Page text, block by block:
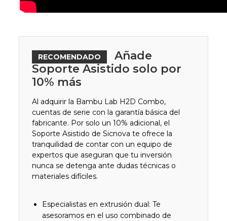
RECOMENDADO
Añade
Soporte Asistido solo por
10% más
Al adquirir la Bambu Lab H2D Combo,
cuentas de serie con la garantía básica del
fabricante. Por solo un 10% adicional, el
Soporte Asistido de Sicnova te ofrece la
tranquilidad de contar con un equipo de
expertos que aseguran que tu inversión
nunca se detenga ante dudas técnicas o
materiales difíciles.
Especialistas en extrusión dual: Te
asesoramos en el uso combinado de